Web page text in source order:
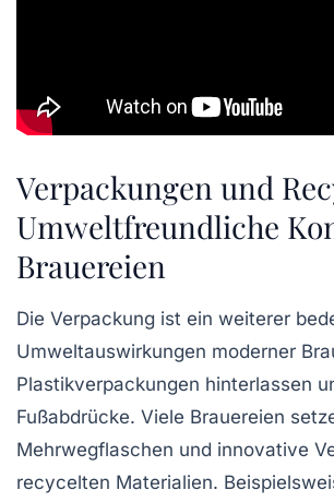
Verpackungen und
Umweltfreundliche
Brauereien
Die Verpackung ist ein weiterer
Umweltauswirkungen moderner
Plastikverpackungen hinterlassen
Fußabdrücke. Viele Brauereien
Mehrwegflaschen und innovative
recycelten Materialien.